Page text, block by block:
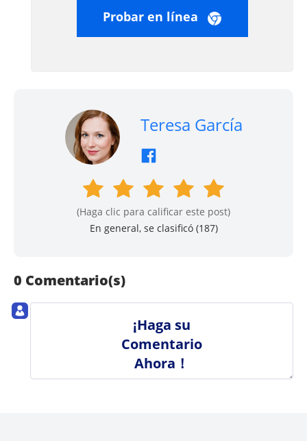
Probar en línea
Teresa García
(Haga clic para calificar este post)
En general, se clasificó (187)
0 Comentario(s)
¡Haga su
Comentario
Ahora！